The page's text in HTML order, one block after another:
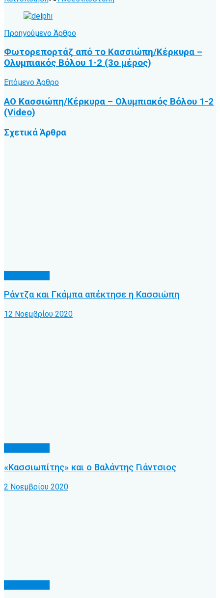
Προηγούμενο Άρθρο
Φωτορεπορτάζ από το Κασσιώπη/Κέρκυρα –
Ολυμπιακός Βόλου 1-2 (3ο μέρος)
Επόμενο Άρθρο
ΑΟ Κασσιώπη/Κέρκυρα – Ολυμπιακός Βόλου 1-2
(Video)
ΣχετικάΆρθρα
Ράντζα και Γκάμπα απέκτησε η Κασσιώπη
12 Νοεμβρίου 2020
«Κασσιωπίτης» και ο Βαλάντης Γιάντσιος
2 Νοεμβρίου 2020